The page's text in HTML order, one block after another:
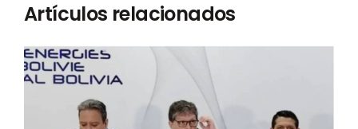
Artículos relacionados